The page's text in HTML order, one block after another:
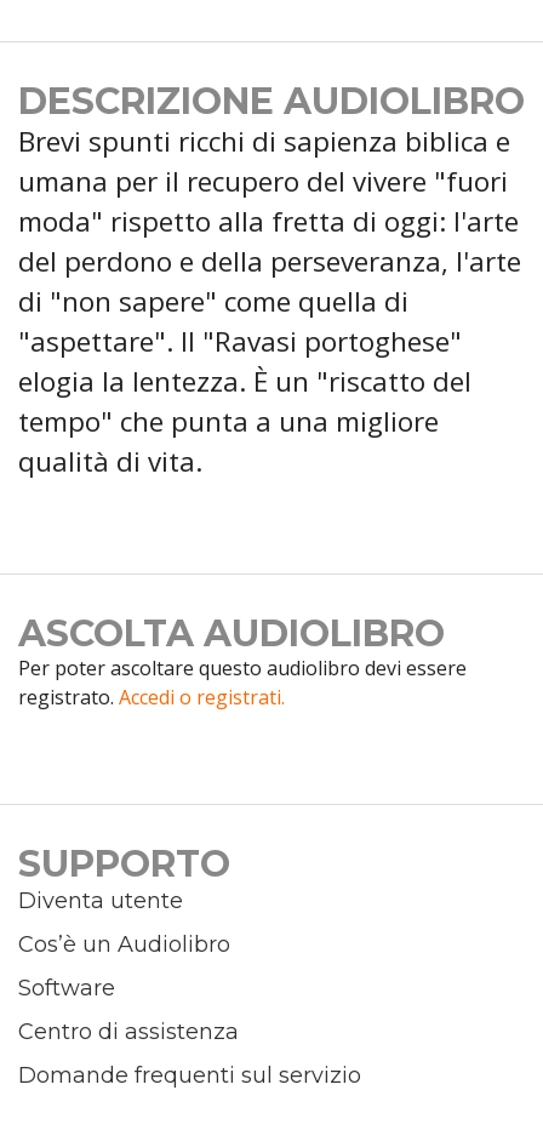
DESCRIZIONE AUDIOLIBRO
Brevi spunti ricchi di sapienza biblica e
umana per il recupero del vivere "fuori
moda" rispetto alla fretta di oggi: l'arte
del perdono e della perseveranza, l'arte
di "non sapere" come quella di
"aspettare". Il "Ravasi portoghese"
elogia la lentezza. È un "riscatto del
tempo" che punta a una migliore
qualità di vita.
ASCOLTA AUDIOLIBRO
Per poter ascoltare questo audiolibro devi essere
registrato. Accedi o registrati.
SUPPORTO
Diventa utente
Cos’è un Audiolibro
Software
Centro di assistenza
Domande frequenti sul servizio